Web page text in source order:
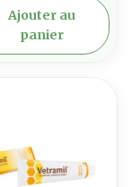
Ajouter au
panier